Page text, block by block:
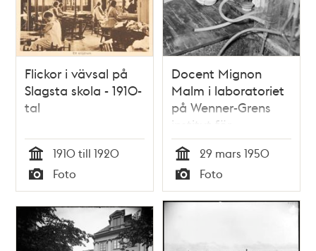
Flickor i vävsal på
Slagsta skola - 1910-
tal
Tid
1910 till 1920
Typ
Foto
Docent Mignon
Malm i laboratoriet
på Wenner-Grens
institut för
experimentell
biologi, fysiologisk
kemi och
Tid
29 mars 1950
Typ
Foto